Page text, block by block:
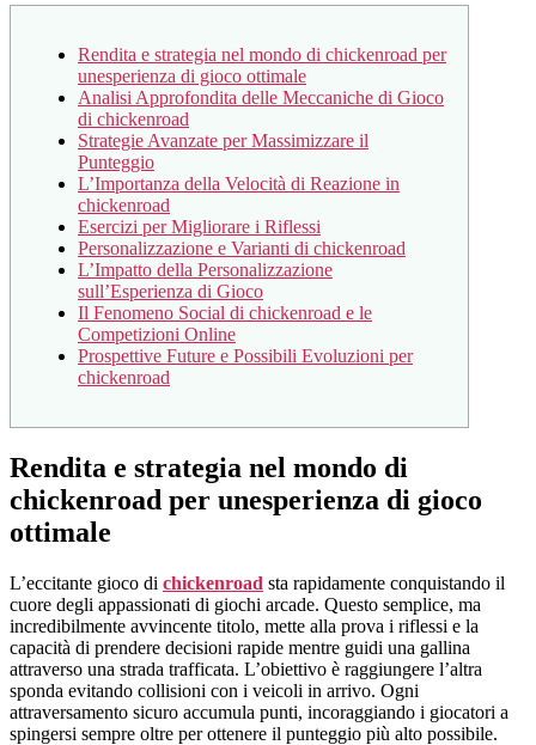
Rendita e strategia nel mondo di chickenroad per
unesperienza di gioco ottimale
Analisi Approfondita delle Meccaniche di Gioco
di chickenroad
Strategie Avanzate per Massimizzare il
Punteggio
L’Importanza della Velocità di Reazione in
chickenroad
Esercizi per Migliorare i Riflessi
Personalizzazione e Varianti di chickenroad
L’Impatto della Personalizzazione
sull’Esperienza di Gioco
Il Fenomeno Social di chickenroad e le
Competizioni Online
Prospettive Future e Possibili Evoluzioni per
chickenroad
Rendita e strategia nel mondo di
chickenroad per unesperienza di gioco
ottimale
L’eccitante gioco di chickenroad sta rapidamente conquistando il
cuore degli appassionati di giochi arcade. Questo semplice, ma
incredibilmente avvincente titolo, mette alla prova i riflessi e la
capacità di prendere decisioni rapide mentre guidi una gallina
attraverso una strada trafficata. L’obiettivo è raggiungere l’altra
sponda evitando collisioni con i veicoli in arrivo. Ogni
attraversamento sicuro accumula punti, incoraggiando i giocatori a
spingersi sempre oltre per ottenere il punteggio più alto possibile.